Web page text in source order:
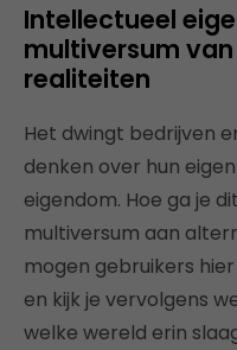
Intellectueel
multiversum
realiteiten
Het dwingt bedrijven
denken over hun
eigendom. Hoe ga je
multiversum aan
mogen gebruikers
en kijk je vervolgens
welke wereld erin